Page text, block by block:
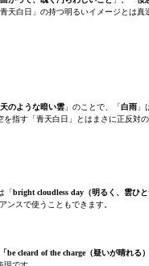
天白日」の持つ明るいイメージとは真
のような暗い雲 」のことで、「白雨 」
指す「青天白日」とはまさに正反対
「bright cloudless day（明るく、雲ひと
ンスで使うこともできます。
be cleard of the charge（疑いが晴れる）